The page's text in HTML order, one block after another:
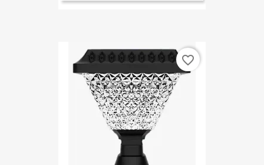
favorite_border